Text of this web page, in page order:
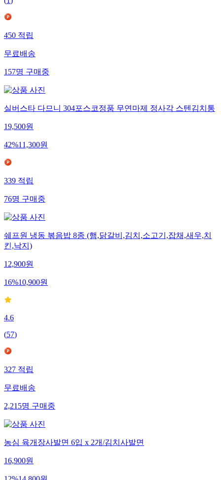
(1)
450적립
무료배송
157명구매중
실버스타 다므니 304포스코정품 무연마제 정사각 스텐김치통
19,500원
42%11,300원
339적립
76명구매중
쉐프원 냉동 볶음밥 8종 (햄,닭갈비,김치,소고기,잡채,새우,치
킨,낙지)
12,900원
16%10,900원
4.6
(57)
327적립
무료배송
2,215명구매중
농심 육개장사발면 6입 x 2개/김치사발면
16,900원